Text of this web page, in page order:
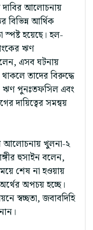
দাবির আলোচনায়
আর্থিক
স্পষ্ট হয়েছে। হল-
ঋণ
এসব ঘটনায়
তাদের বিরুদ্ধে
ঋণ পুনঃতফসিল এবং
দায়িত্বের সমন্বয়
আলোচনায় খুলনা-২
হুসাইন বলেন,
শেষ না হওয়ায়
অপচয় হচ্ছে।
স্বচ্ছতা, জবাবদিহি